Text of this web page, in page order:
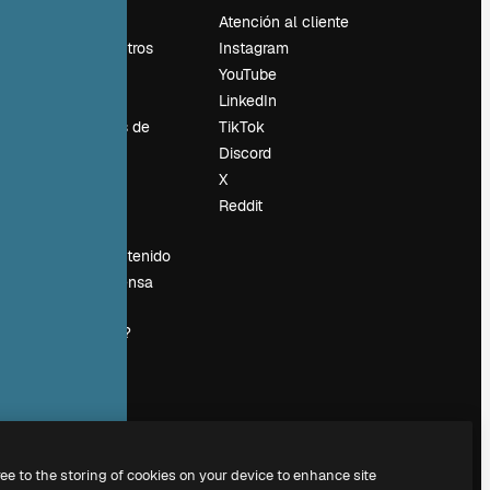
Sobre nosotros
Tendencias de
Vender contenido
Sala de prensa
magnific.ai?
Atención al cliente
Instagram
YouTube
LinkedIn
TikTok
Discord
X
Reddit
to the storing of cookies on your device to enhance site